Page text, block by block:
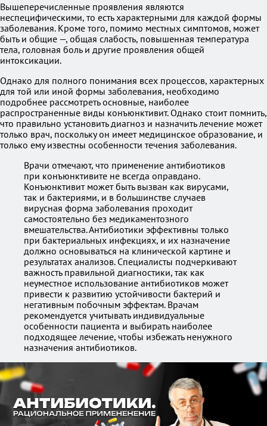
Вышеперечисленные проявления являются
неспецифическими, то есть характерными для каждой формы
заболевания. Кроме того, помимо местных симптомов, может
быть и общие —, общая слабость, повышенная температура
тела, головная боль и другие проявления общей
интоксикации.
Однако для полного понимания всех процессов, характерных
для той или иной формы заболевания, необходимо
подробнее рассмотреть основные, наиболее
распространенные виды конъюнктивит. Однако стоит помнить,
что правильно установить диагноз и назначить лечение может
только врач, поскольку он имеет медицинское образование, и
только ему известны особенности течения заболевания.
Врачи отмечают, что применение антибиотиков
при конъюнктивите не всегда оправдано.
Конъюнктивит может быть вызван как вирусами,
так и бактериями, и в большинстве случаев
вирусная форма заболевания проходит
самостоятельно без медикаментозного
вмешательства. Антибиотики эффективны только
при бактериальных инфекциях, и их назначение
должно основываться на клинической картине и
результатах анализов. Специалисты подчеркивают
важность правильной диагностики, так как
неуместное использование антибиотиков может
привести к развитию устойчивости бактерий и
негативным побочным эффектам. Врачам
рекомендуется учитывать индивидуальные
особенности пациента и выбирать наиболее
подходящее лечение, чтобы избежать ненужного
назначения антибиотиков.